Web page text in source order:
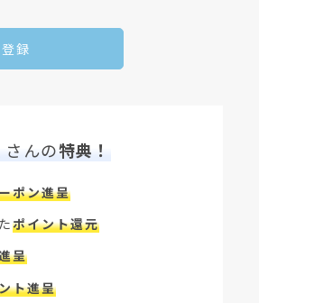
録
んの特典！
ポン進呈
ポイント還元
呈
ト進呈